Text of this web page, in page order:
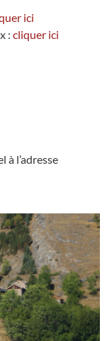
ici
: cliquer ici
à l’adresse